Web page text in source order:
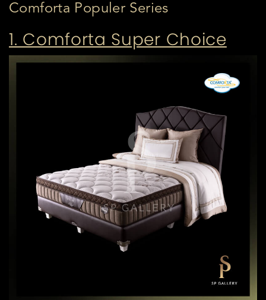
Comforta Populer Series
1. Comforta Super Choice